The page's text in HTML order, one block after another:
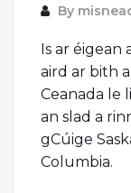
By
Is ar éigean
aird ar bith
Ceanada le
an slad a
gCúige
Columbia.